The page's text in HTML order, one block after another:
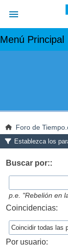
Menú Principal
Foro de
Establezca los
Buscar por::
p.e. "Rebelión en
Coincidencias:
Por usuario: